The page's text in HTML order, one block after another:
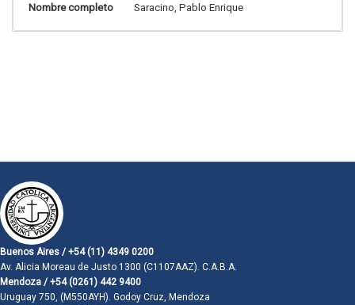
Nombre completo Saracino, Pablo Enrique
Buenos Aires / +54 (11) 4349 0200
Av. Alicia Moreau de Justo 1300 (C1107AAZ). C.A.B.A.
Mendoza / +54 (0261) 442 9400
Uruguay 750, (M550AYH). Godoy Cruz, Mendoza